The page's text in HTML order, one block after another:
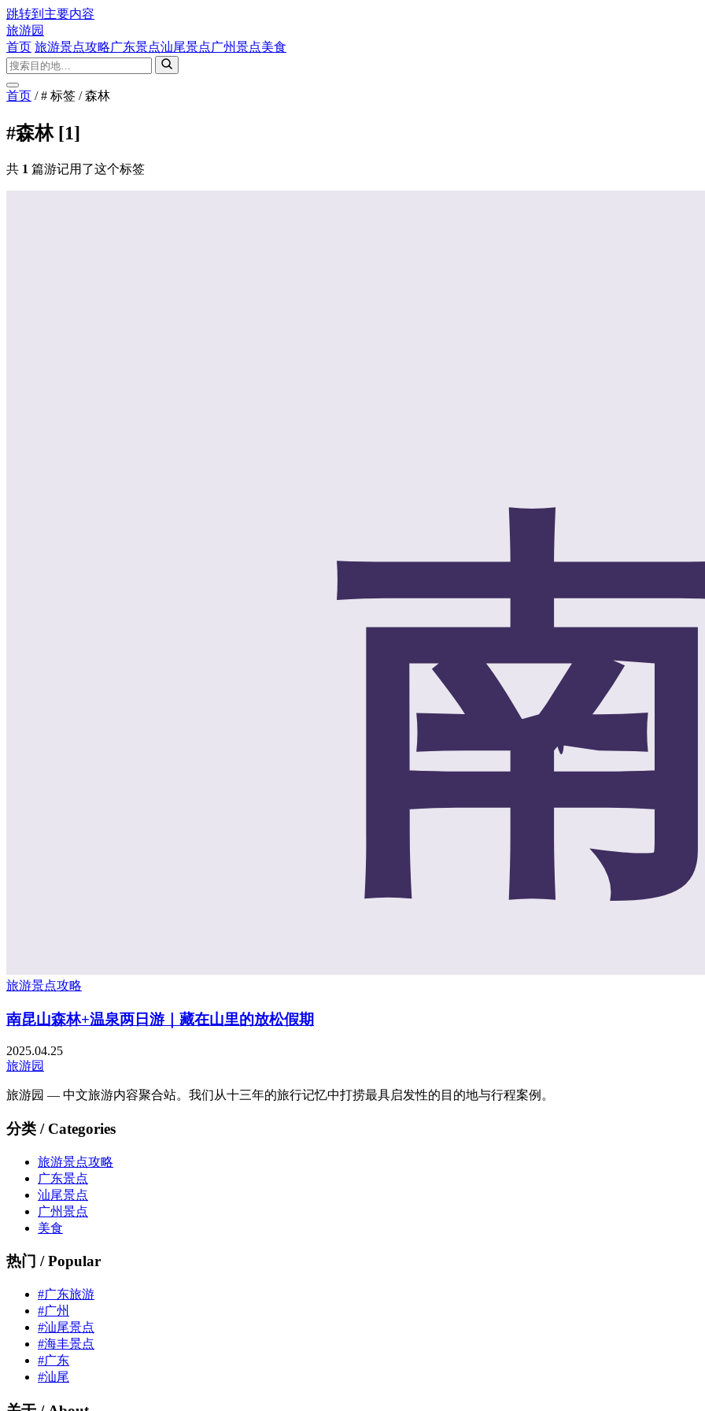
跳转到主要内容
旅游园
首页 旅游景点攻略广东景点汕尾景点广州景点美食
首页 / # 标签 / 森林
#森林 [1]
共 1 篇游记用了这个标签
旅游景点攻略
南昆山森林+温泉两日游｜藏在山里的放松假期
2025.04.25
旅游园
旅游园 — 中文旅游内容聚合站。我们从十三年的旅行记忆中打捞最具启发性的目的地与行程案例。
分类 / Categories
旅游景点攻略
广东景点
汕尾景点
广州景点
美食
热门 / Popular
#广东旅游
#广州
#汕尾景点
#海丰景点
#广东
#汕尾